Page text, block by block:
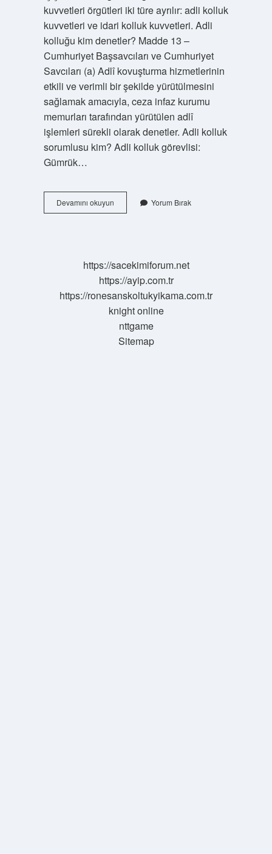
kuvvetleri örgütleri iki türe ayrılır: adli kolluk
kuvvetleri ve idari kolluk kuvvetleri. Adli
kolluğu kim denetler? Madde 13 –
Cumhuriyet Başsavcıları ve Cumhuriyet
Savcıları (a) Adlî kovuşturma hizmetlerinin
etkili ve verimli bir şekilde yürütülmesini
sağlamak amacıyla, ceza infaz kurumu
memurları tarafından yürütülen adlî
işlemleri sürekli olarak denetler. Adli kolluk
sorumlusu kim? Adli kolluk görevlisi:
Gümrük…
Devamını okuyunAdli
Kolluk
Yorum Bırak
https://sacekimiforum.net
https://ayip.com.tr
https://ronesanskoltukyikama.com.tr
knight online
nttgame
Sitemap